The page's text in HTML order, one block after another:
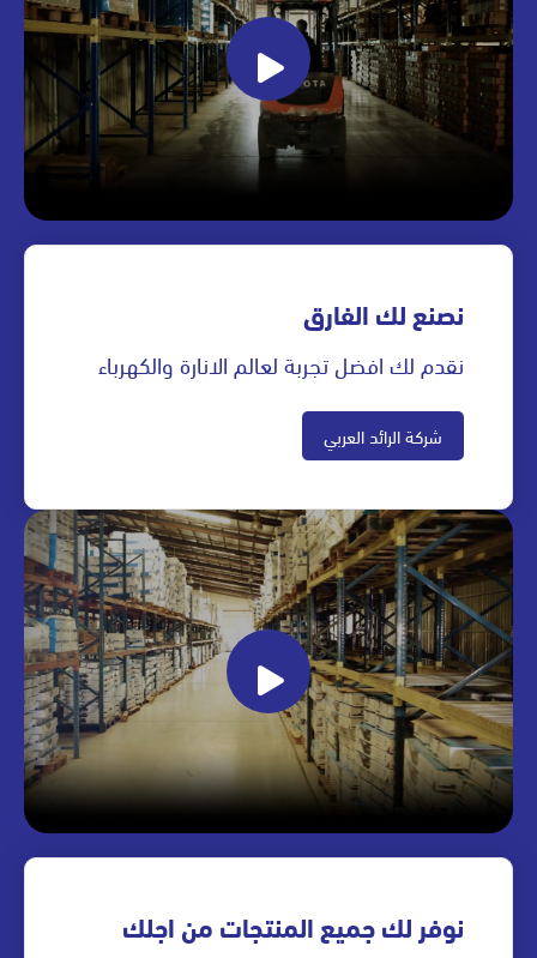
نصنع لك الفارق
نقدم لك افضل تجربة لعالم الانارة والكهرباء
شركة الرائد العربي
نوفر لك جميع المنتجات من اجلك